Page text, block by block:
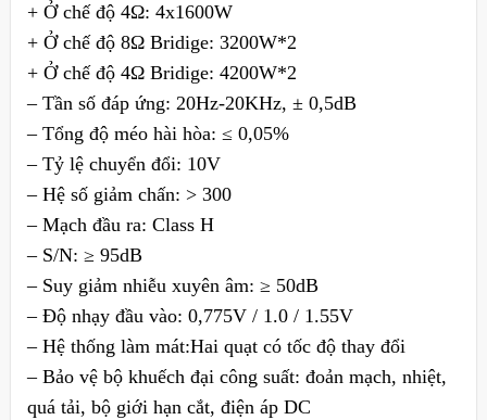
+ Ở chế độ 4Ω: 4x1600W
+ Ở chế độ 8Ω Bridige: 3200W*2
+ Ở chế độ 4Ω Bridige: 4200W*2
– Tần số đáp ứng: 20Hz-20KHz, ± 0,5dB
– Tổng độ méo hài hòa: ≤ 0,05%
– Tỷ lệ chuyển đổi: 10V
– Hệ số giảm chấn: > 300
– Mạch đầu ra: Class H
– S/N: ≥ 95dB
– Suy giảm nhiễu xuyên âm: ≥ 50dB
– Độ nhạy đầu vào: 0,775V / 1.0 / 1.55V
– Hệ thống làm mát:Hai quạt có tốc độ thay đổi
– Bảo vệ bộ khuếch đại công suất: đoản mạch, nhiệt,
quá tải, bộ giới hạn cắt, điện áp DC